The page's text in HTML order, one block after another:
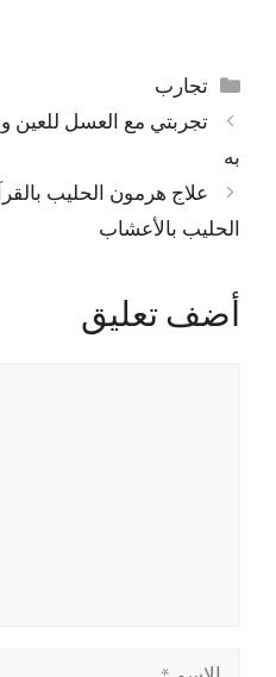
التصنيفات
تجارب
تجربتي مع العسل للعين
به
علاج هرمون الحليب
الحليب بالأعشاب
أضف تعليق
الاسم